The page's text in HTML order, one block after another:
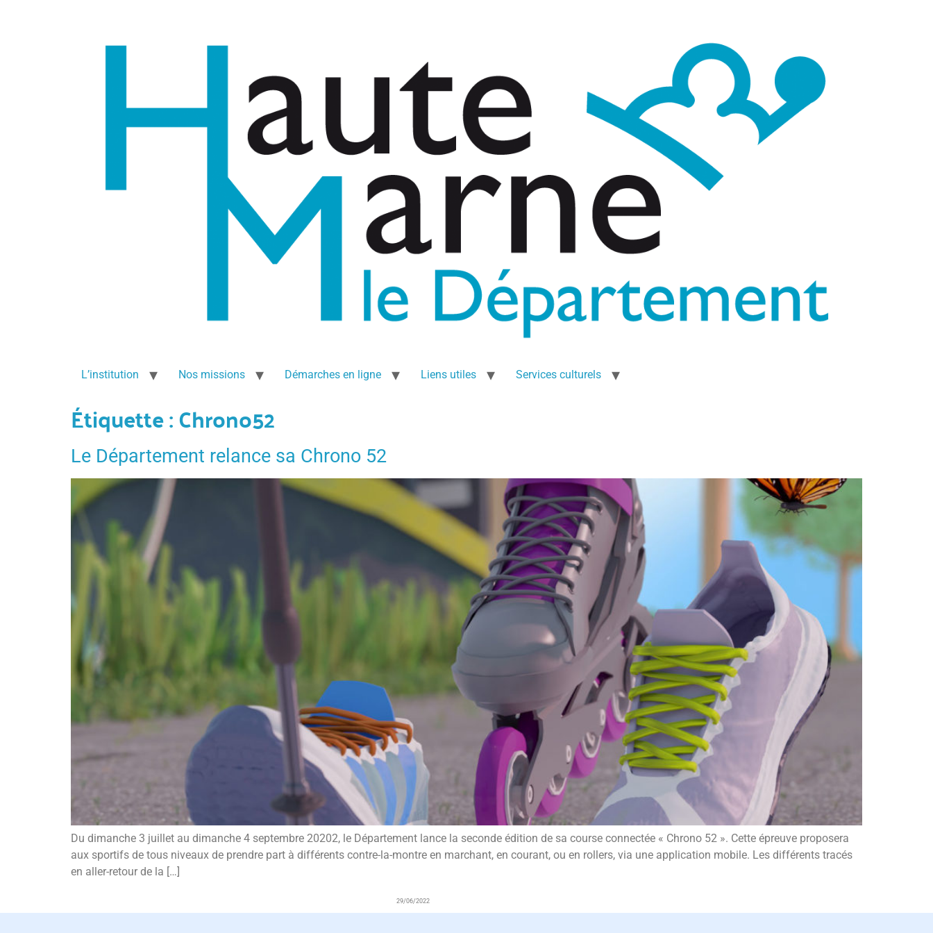
L’institution Nos missions Démarches en ligne Liens utiles Services culturels
Étiquette :Chrono52
Le Département relance sa Chrono 52
Du dimanche 3 juillet au dimanche 4 septembre 20202, le Département lance la seconde édition de sa course connectée « Chrono 52 ». Cette épreuve proposera
aux sportifs de tous niveaux de prendre part à différents contre-la-montre en marchant, en courant, ou en rollers, via une application mobile. Les différents tracés
en aller-retour de la […]
29/06/2022